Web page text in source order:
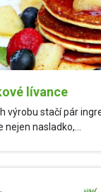
lívance
výrobu stačí pár
nejen nasladko,...